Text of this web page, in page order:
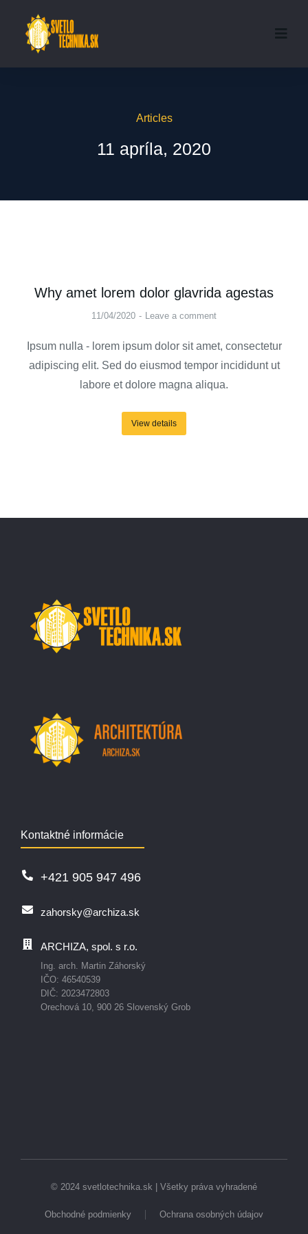
Articles
11 apríla, 2020
Why amet lorem dolor glavrida agestas
11/04/2020 Leave a comment
Ipsum nulla - lorem ipsum dolor sit amet, consectetur
adipiscing elit. Sed do eiusmod tempor incididunt ut
labore et dolore magna aliqua.
View details
Kontaktné informácie
+421 905 947 496
zahorsky@archiza.sk
ARCHIZA, spol. s r.o.
Ing. arch. Martin Záhorský
IČO: 46540539
DIČ: 2023472803
Orechová 10, 900 26 Slovenský Grob
© 2024 svetlotechnika.sk | Všetky práva vyhradené
Obchodné podmienky Ochrana osobných údajov